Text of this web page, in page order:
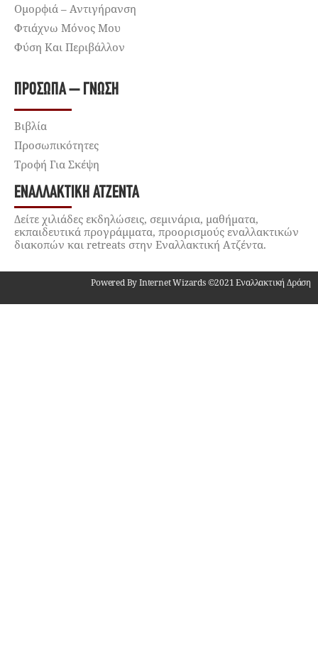
Ομορφιά – Αντιγήρανση
Φτιάχνω Μόνος Μου
Φύση Και Περιβάλλον
ΠΡΌΣΩΠΑ – ΓΝΏΣΗ
Βιβλία
Προσωπικότητες
Τροφή Για Σκέψη
ΕΝΑΛΛΑΚΤΙΚΉ ΑΤΖΈΝΤΑ
Δείτε χιλιάδες εκδηλώσεις, σεμινάρια, μαθήματα,
εκπαιδευτικά προγράμματα, προορισμούς εναλλακτικών
διακοπών και retreats στην Εναλλακτική Ατζέντα.
Powered By Internet Wizards ©2021 Εναλλακτική Δράση